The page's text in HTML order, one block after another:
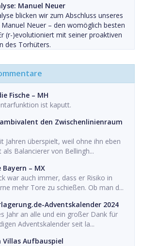
Manuel Neuer
blicken wir zum Abschluss unseres
Neuer – den womöglich besten
(r-)evolutioniert mit seiner proaktiven
des Torhüters.
Fische – MH
ist kaputt.
den Zwischenlinienraum
Jahren überspielt, weil ohne ihn eben
als Balancierer von Bellingh...
– MX
war auch immer, dass er Risiko in
mehr Tore zu schießen. Ob man d...
Adventskalender 2024
Jahr an alle und ein großer Dank für
Adventskalender seit la...
Villas Aufbauspiel